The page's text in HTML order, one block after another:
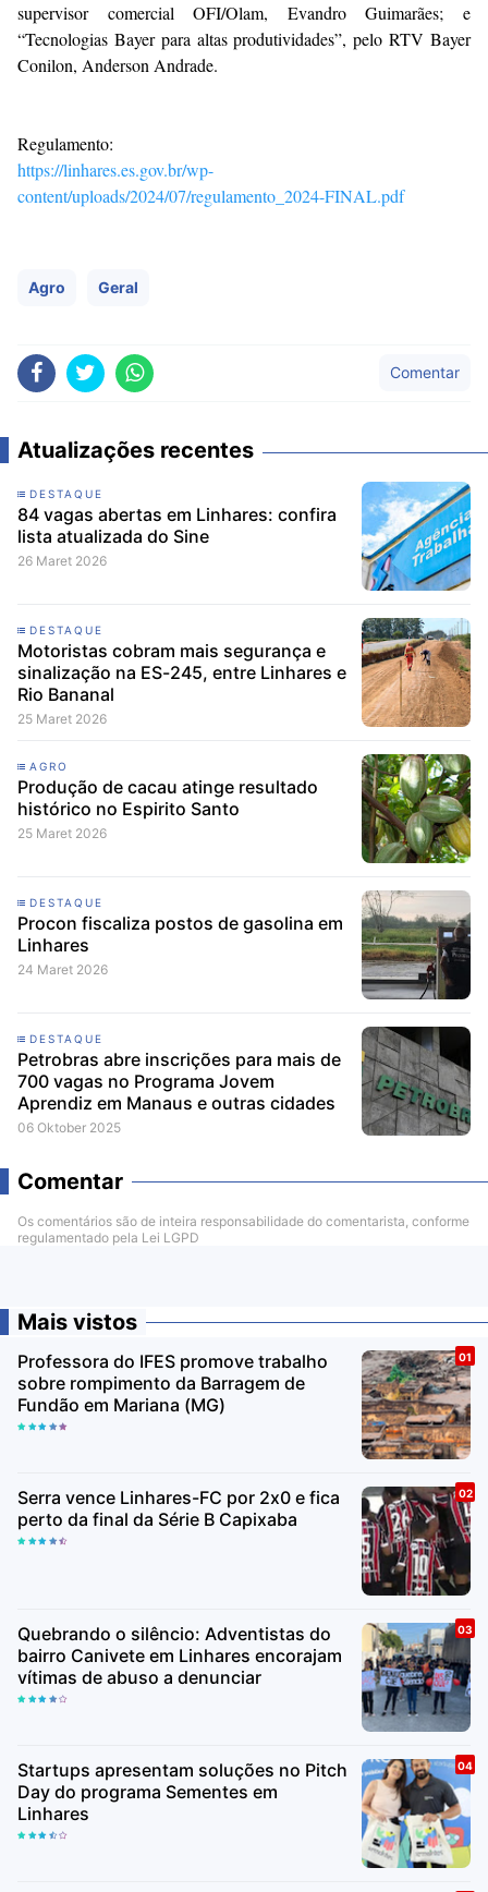
supervisor comercial OFI/Olam, Evandro Guimarães; e
“Tecnologias Bayer para altas produtividades”, pelo RTV Bayer
Conilon, Anderson Andrade.
Regulamento:
https://linhares.es.gov.br/wp-
content/uploads/2024/07/regulamento_2024-FINAL.pdf
Agro Geral
Comentar
Atualizações recentes
DESTAQUE
84 vagas abertas em Linhares: confira
lista atualizada do Sine
26 Maret 2026
DESTAQUE
Motoristas cobram mais segurança e
sinalização na ES-245, entre Linhares e
Rio Bananal
25 Maret 2026
AGRO
Produção de cacau atinge resultado
histórico no Espirito Santo
25 Maret 2026
DESTAQUE
Procon fiscaliza postos de gasolina em
Linhares
24 Maret 2026
DESTAQUE
Petrobras abre inscrições para mais de
700 vagas no Programa Jovem
Aprendiz em Manaus e outras cidades
06 Oktober 2025
Comentar
Os comentários são de inteira responsabilidade do comentarista, conforme
regulamentado pela Lei LGPD
Mais vistos
Professora do IFES promove trabalho
sobre rompimento da Barragem de
Fundão em Mariana (MG)
Serra vence Linhares-FC por 2x0 e fica
perto da final da Série B Capixaba
Quebrando o silêncio: Adventistas do
bairro Canivete em Linhares encorajam
vítimas de abuso a denunciar
Startups apresentam soluções no Pitch
Day do programa Sementes em
Linhares